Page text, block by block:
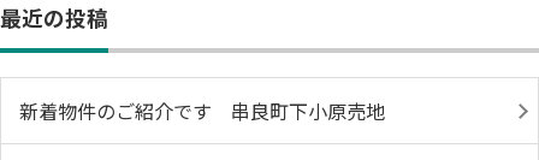
最近の投稿
新着物件のご紹介です 串良町下小原売地